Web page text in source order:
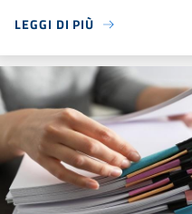
LEGGI DI PIÙ